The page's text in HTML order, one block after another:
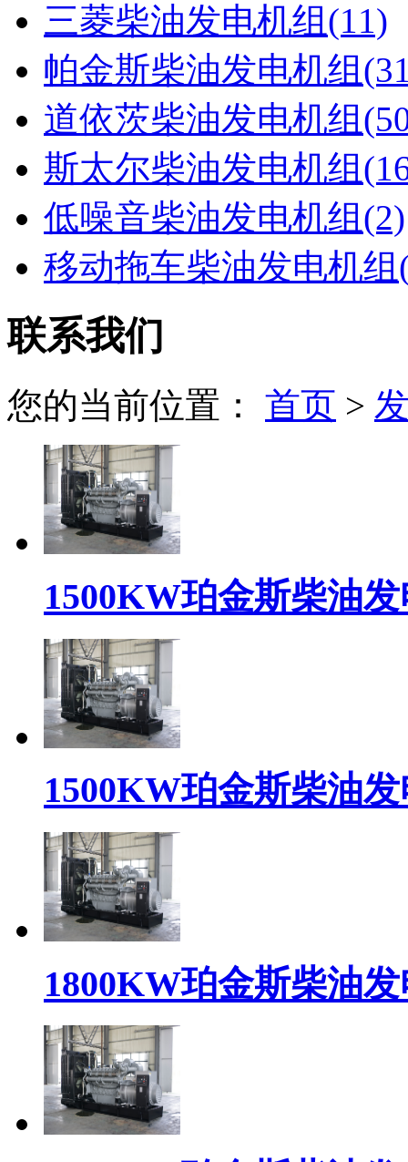
三菱柴油发电机组(11)
帕金斯柴油发电机组
道依茨柴油发电机组
斯太尔柴油发电机组
低噪音柴油发电机组(2)
移动拖车柴油发电机组
联系我们
您的当前位置： 首页 >
1500KW珀金斯柴油
1500KW珀金斯柴油
1800KW珀金斯柴油